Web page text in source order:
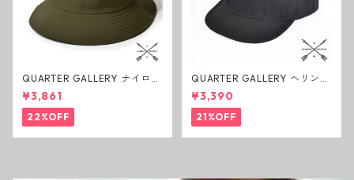
QUARTER GALLERY ナイロン
バケットハット カーキ クォー
ターギャラリー アウトドア キ
ャンプ 帽子
¥3,861
22%OFF
QUARTER GALLERY ヘリンボ
ーン ワーカーキャップ ブラッ
ク クォーターギャラリー アウ
トドア キャンプ 帽子
¥3,390
21%OFF